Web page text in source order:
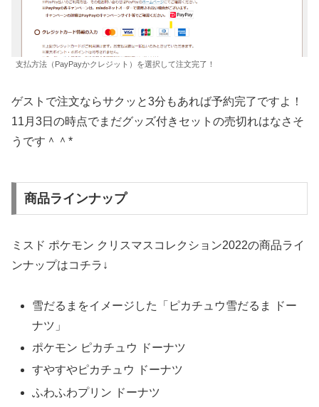
支払方法（PayPayかクレジット）を選択して注文完了！
ゲストで注文ならサクッと3分もあれば予約完了ですよ！
11月3日の時点でまだグッズ付きセットの売切れはなさそ
うです＾＾*
商品ラインナップ
ミスド ポケモン クリスマスコレクション2022の商品ライ
ンナップはコチラ↓
雪だるまをイメージした「ピカチュウ雪だるま ドー
ナツ」
ポケモン ピカチュウ ドーナツ
すやすやピカチュウ ドーナツ
ふわふわプリン ドーナツ